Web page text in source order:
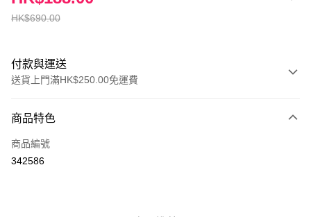
HK$690.00
付款與運送
送貨上門滿HK$250.00免運費
信用卡
Apple Pay
商品特色
商品編號
342586